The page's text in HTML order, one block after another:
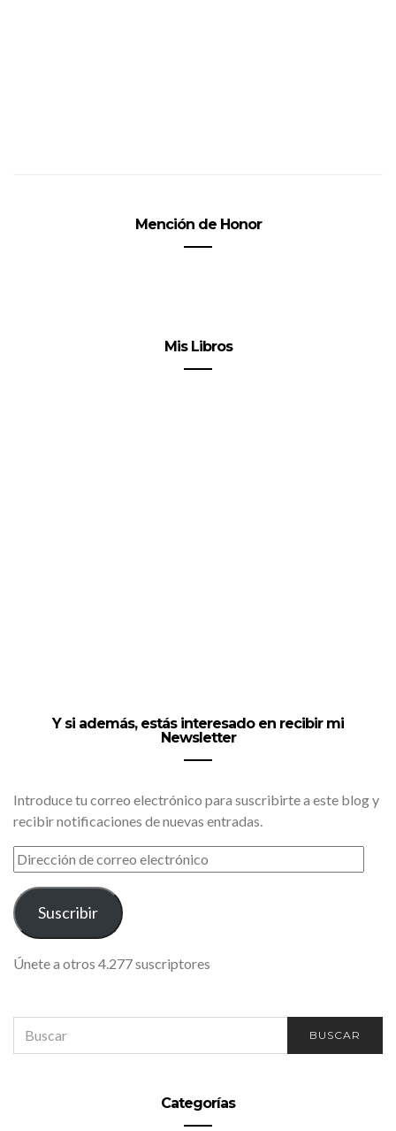
Mención de Honor
Mis Libros
Y si además, estás interesado en recibir mi
Newsletter
Introduce tu correo electrónico para suscribirte a este blog y
recibir notificaciones de nuevas entradas.
DIRECCIÓN
DE
CORREO
ELECTRÓNICO
Suscribir
Únete a otros 4.277 suscriptores
FOR:
BUSCAR
Categorías